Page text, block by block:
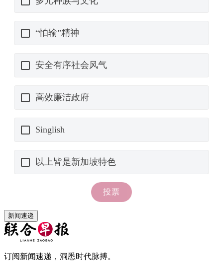
新闻速递
订阅新闻速递，洞悉时代脉搏。